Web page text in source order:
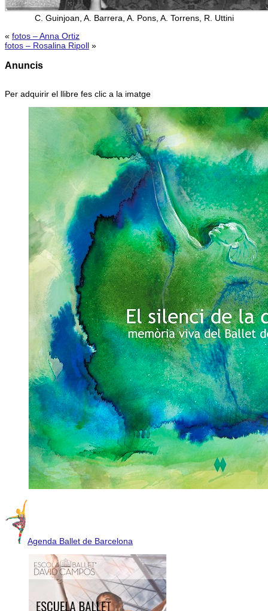
C. Guinjoan, A. Barrera, A. Pons, A. Torrens, R. Uttini
« fotos – Anna Ortiz
fotos – Rosalina Ripoll »
Anuncis
Per adquirir el llibre fes clic a la imatge
Agenda Ballet de Barcelona